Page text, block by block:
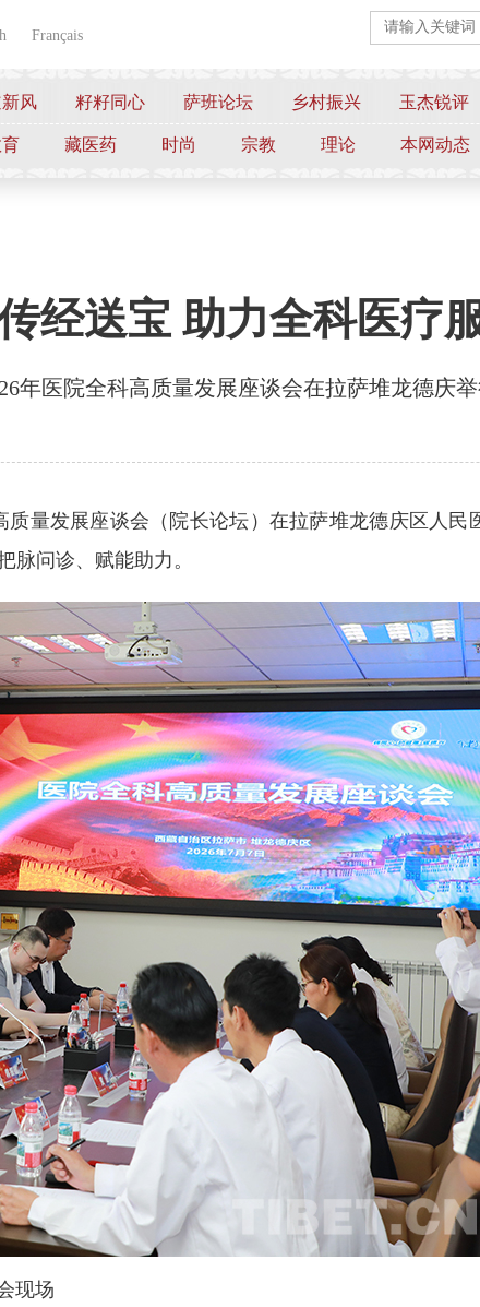
Français
风 籽籽同心 萨班论坛 乡村振兴 玉杰锐评
藏医药 时尚 宗教 理论 本网动态
经送宝 助力全科医疗
年医院全科高质量发展座谈会在拉萨堆龙德庆
量发展座谈会（院长论坛）在拉萨堆龙德庆区人民
脉问诊、赋能助力。
现场